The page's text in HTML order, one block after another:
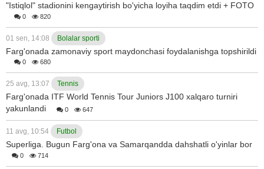
"Istiqlol" stadionini kengaytirish bo'yicha loyiha taqdim etdi + FOTO
0 820
01 sen, 14:08 Bolalar sporti
Farg'onada zamonaviy sport maydonchasi foydalanishga topshirildi
0 680
25 avg, 13:07 Tennis
Farg'onada ITF World Tennis Tour Juniors J100 xalqaro turniri
yakunlandi
0 647
11 avg, 10:54 Futbol
Superliga. Bugun Farg'ona va Samarqandda dahshatli o'yinlar bor
0 714